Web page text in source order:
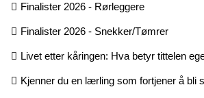
Finalister 2026 - Rørleggere
Finalister 2026 - Snekker/Tømrer
Livet etter kåringen: Hva betyr tittelen
Kjenner du en lærling som fortjener å bli